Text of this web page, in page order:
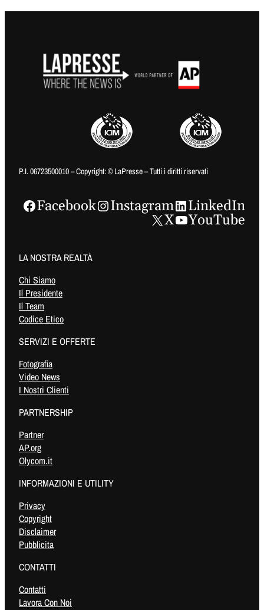
P.I. 06723500010 – Copyright: © LaPresse – Tutti i diritti riservati
Facebook Instagram
LinkedIn
X
YouTube
LA NOSTRA REALTÀ
Chi Siamo
Il Presidente
Il Team
Codice Etico
SERVIZI E OFFERTE
Fotografia
Video News
I Nostri Clienti
PARTNERSHIP
Partner
AP.org
Olycom.it
INFORMAZIONI E UTILITY
Privacy
Copyright
Disclaimer
Pubblicita
CONTATTI
Contatti
Lavora Con Noi